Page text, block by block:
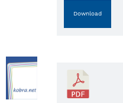
Download